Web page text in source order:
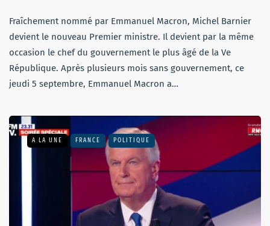
Fraîchement nommé par Emmanuel Macron, Michel Barnier
devient le nouveau Premier ministre. Il devient par la même
occasion le chef du gouvernement le plus âgé de la Ve
République. Après plusieurs mois sans gouvernement, ce
jeudi 5 septembre, Emmanuel Macron a…
A LA UNE FRANCE POLITIQUE